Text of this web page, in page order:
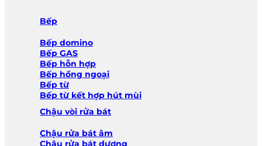
Bếp
Bếp domino
Bếp GAS
Bếp hỗn hợp
Bếp hồng ngoại
Bếp từ
Bếp từ kết hợp hút mùi
Chậu vòi rửa bát
Chậu rửa bát âm
Chậu rửa bát dương